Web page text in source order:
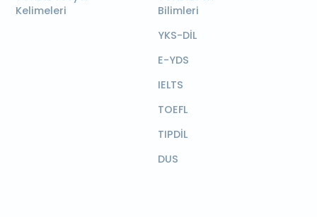
Kelimeleri
Bilimleri
YKS-DİL
E-YDS
IELTS
TOEFL
TIPDİL
DUS